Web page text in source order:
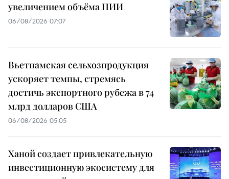
увеличением объёма ПИИ
06/08/2026 07:07
Вьетнамская сельхозпродукция
ускоряет темпы, стремясь
достичь экспортного рубежа в 74
млрд долларов США
06/08/2026 05:05
Ханой создает привлекательную
инвестиционную экосистему для